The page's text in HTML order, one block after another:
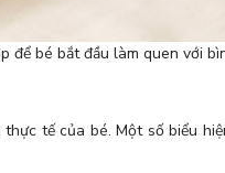
để bé bắt đầu làm quen với
tế của bé. Một số biểu